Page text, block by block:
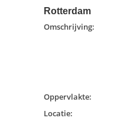
Rotterdam
Omschrijving:
Oppervlakte:
Locatie: